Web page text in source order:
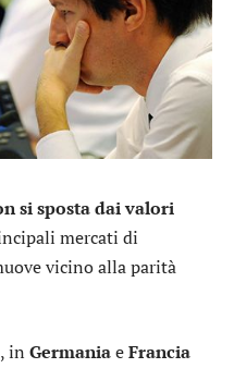
si sposta dai valori
mercati di
vicino alla parità
, in GermaniaeFrancia